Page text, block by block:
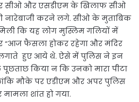
सीओ और एसडीएम के खिलाफ सीओ
नारेबाजी करने लगे. सीओ के मुताबिक
कि यह लोग मुस्लिम गलियों में
“आज फैसला होकर रहेगा और मंदिर
लगाते हुए आये थे. ऐसे में पुलिस ने इन
किया न कि उनको मारा पीटा
मौके पर एडीएम और अपर पुलिस
शांत हो गया.